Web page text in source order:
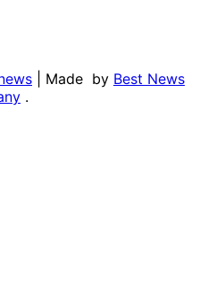
| Made by Best News
.